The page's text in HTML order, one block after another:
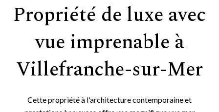
Propriété de luxe avec
vue imprenable à
Villefranche-sur-Mer
Cette propriété à l'architecture contemporaine et